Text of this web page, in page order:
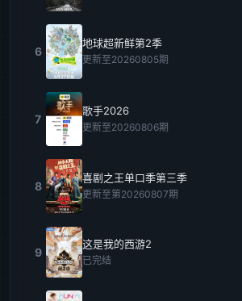
6
地球超新鲜第2季
更新至20260805期
7
歌手2026
更新至20260806期
8
喜剧之王单口季第三季
更新至第20260807期
9
这是我的西游2
已完结